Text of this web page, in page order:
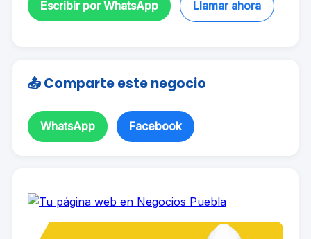
Escribir por WhatsApp Llamar ahora
📤 Comparte este negocio
WhatsApp Facebook